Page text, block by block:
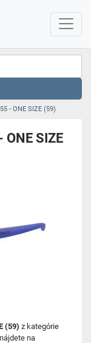
- ONE SIZE (59)
SIZE
(59) z kategórie
na